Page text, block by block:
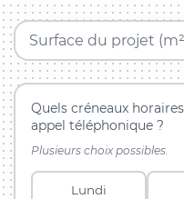
Surface du projet
Quels créneaux
appel téléphonique ?
Plusieurs choix possibles.
Lundi